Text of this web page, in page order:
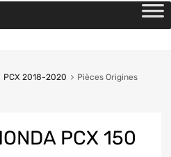
PCX 2018-2020
Pièces Origines
PCX 150